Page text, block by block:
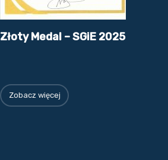
Złoty Medal – SGiE 2025
Zobacz więcej